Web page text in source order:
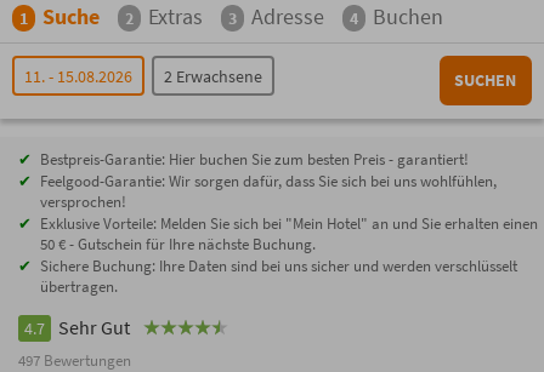
1 Suche 2 Extras 3 Adresse 4 Buchen
11. - 15.08.2026 2 Erwachsene SUCHEN
Bestpreis-Garantie: Hier buchen Sie zum besten Preis - garantiert!
Feelgood-Garantie: Wir sorgen dafür, dass Sie sich bei uns wohlfühlen,
versprochen!
Exklusive Vorteile: Melden Sie sich bei "Mein Hotel" an und Sie erhalten einen
50 € - Gutschein für Ihre nächste Buchung.
Sichere Buchung: Ihre Daten sind bei uns sicher und werden verschlüsselt
übertragen.
4.7 Sehr Gut
497 Bewertungen